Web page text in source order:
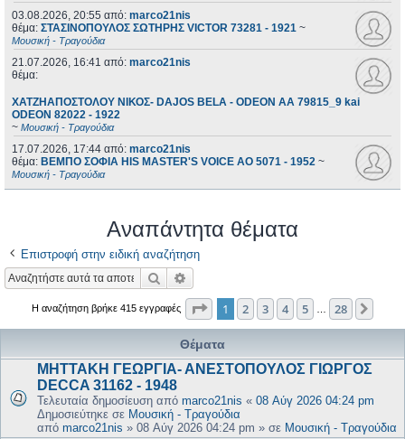
03.08.2026, 20:55 από: marco21nis
θέμα: ΣΤΑΣΙΝΟΠΟΥΛΟΣ ΣΩΤΗΡΗΣ VICTOR 73281 - 1921 ~
Μουσική - Τραγούδια
21.07.2026, 16:41 από: marco21nis
θέμα:
ΧΑΤΖΗΑΠΟΣΤΟΛΟΥ ΝΙΚΟΣ- DAJOS BELA - ODEON AA 79815_9 kai
ODEON 82022 - 1922
~ Μουσική - Τραγούδια
17.07.2026, 17:44 από: marco21nis
θέμα: ΒΕΜΠΟ ΣΟΦΙΑ HIS MASTER'S VOICE AO 5071 - 1952 ~
Μουσική - Τραγούδια
Αναπάντητα θέματα
Επιστροφή στην ειδική αναζήτηση
Αναζήτηση
Η αναζήτηση βρήκε 415 εγγραφές Σελίδα από28
1 2 3 4 5 28
Θέματα
ΜΗΤΤΑΚΗ ΓΕΩΡΓΙΑ- ΑΝΕΣΤΟΠΟΥΛΟΣ ΓΙΩΡΓΟΣ
DECCA 31162 - 1948
Τελευταία δημοσίευση από marco21nis « 08 Αύγ 2026 04:24 pm
Δημοσιεύτηκε σε Μουσική - Τραγούδια
από marco21nis » 08 Αύγ 2026 04:24 pm » σε Μουσική - Τραγούδια